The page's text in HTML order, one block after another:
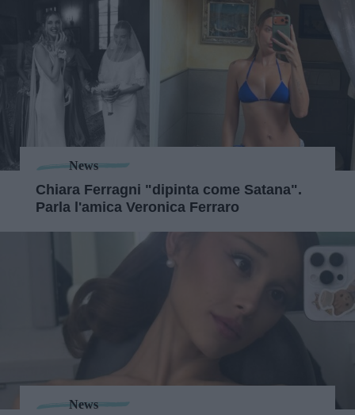
News
Chiara Ferragni "dipinta come Satana".
Parla l'amica Veronica Ferraro
News